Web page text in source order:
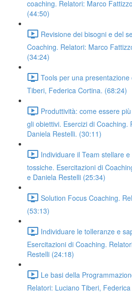
coaching. Relatori: Marco
(44:50)
Revisione dei bisogni e del
Coaching. Relatori: Marco
(34:24)
Tools per una
Tiberi, Federica Cortina. (68:24)
Produttività: come essere
gli obiettivi. Esercizi di
Daniela Restelli. (30:11)
Individuare il Team stellare
tossiche. Esercitazioni di
e Daniela Restelli (25:34)
Solution Focus Coaching.
(53:13)
Individuare le tolleranze e
Esercitazioni di Coaching.
Restelli (24:18)
Le basi della
Relatori: Luciano Tiberi,